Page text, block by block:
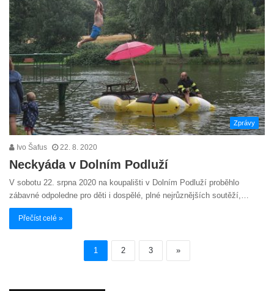
Zprávy
Ivo Šafus 22. 8. 2020
Neckyáda v Dolním Podluží
V sobotu 22. srpna 2020 na koupališti v Dolním Podluží proběhlo
zábavné odpoledne pro děti i dospělé, plné nejrůznějších soutěží,…
Přečíst celé »
1 2 3 »